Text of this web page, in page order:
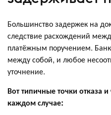
Большинство задержек на
следствие расхождений
платёжным поручением.
между собой, и любое
уточнение.
Вот типичные точки отказа
каждом случае: